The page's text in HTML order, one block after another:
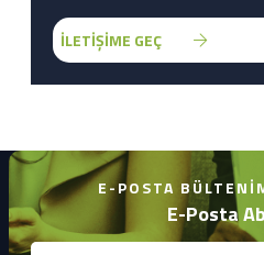
İLETİŞİME GEÇ
E-POSTA
E-Posta